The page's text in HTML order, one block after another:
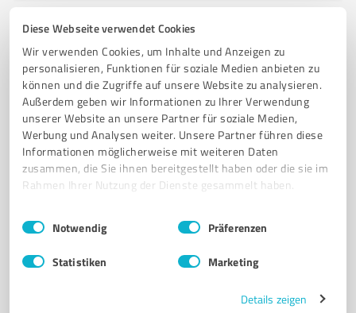
Diese Webseite verwendet Cookies
Wir verwenden Cookies, um Inhalte und Anzeigen zu
personalisieren, Funktionen für soziale Medien anbieten zu
können und die Zugriffe auf unsere Website zu analysieren.
Außerdem geben wir Informationen zu Ihrer Verwendung
unserer Website an unsere Partner für soziale Medien,
Werbung und Analysen weiter. Unsere Partner führen diese
Informationen möglicherweise mit weiteren Daten
zusammen, die Sie ihnen bereitgestellt haben oder die sie im
Rahmen Ihrer Nutzung der Dienste gesammelt haben.
Impressum Datenschutzbestimmungen
Einwilligungsauswahl
Notwendig Präferenzen
Statistiken Marketing
Details zeigen
Vision-Beauty Shop
Vision-Beauty Shop – Ihr Onlineshop für
Friseurprodukte, Haarpflege & mehr
FRISEURPRODUKTE HAARPFLEGE ELEKTROGERÄTE HAUTPFLEGE
EXTENSIONS
4,50 / 5,00